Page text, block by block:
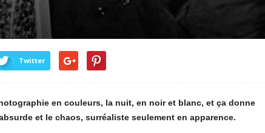
Twitter
en couleurs, la nuit, en noir et blanc, et ça donne
et le chaos, surréaliste seulement en apparence.